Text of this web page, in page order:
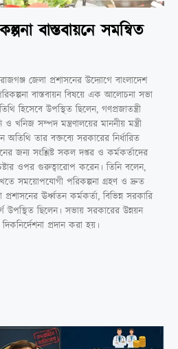
বাস্তবায়নে সমন্বিত
জেলা প্রশাসনের উদ্যোগে বাংলাদেশ
বাস্তবায়ন বিষয়ে এক আলোচনা সভা
হিসেবে উপস্থিত ছিলেন, গণপ্রজাতন্ত্রী
ও খনিজ সম্পদ মন্ত্রণালয়ের মাননীয় মন্ত্রী
তার বক্তব্যে সরকারের নির্ধারিত
জন্য সংশ্লিষ্ট সকল দপ্তর ও কর্মকর্তাদের
ওপর গুরুত্বারোপ করেন। তিনি বলেন,
সময়োপযোগী পরিকল্পনা গ্রহণ ও দ্রুত
ঊর্ধ্বতন কর্মকর্তা, বিভিন্ন সরকারি
উপস্থিত ছিলেন। সভায় সরকারের উন্নয়ন
প্রদান করা হয়।